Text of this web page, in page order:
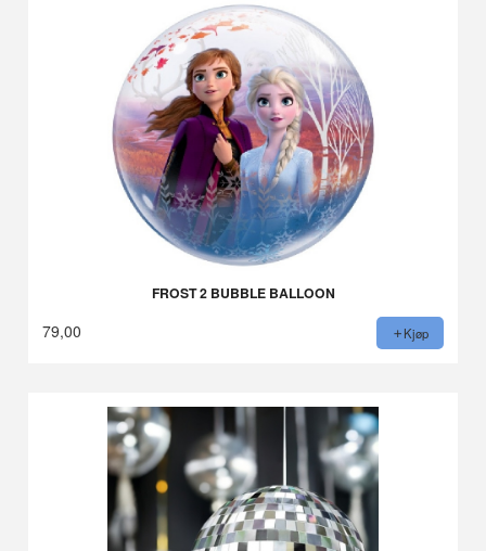
FROST 2 BUBBLE BALLOON
79,00 Kjøp